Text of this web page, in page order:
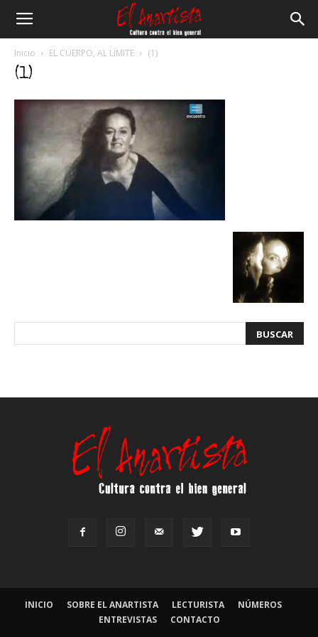
Anartista
Inicio EL CUERPO, AL LÍMITE (1)
(1)
INICIO SOBRE EL ANARTISTA LECTURISTA
NÚMEROS
ENTREVISTAS
CONTACTO